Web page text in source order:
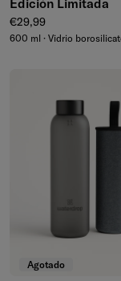
Edición Limitada
Precio normal
€29,99
600 ml · Vidrio
Agotado